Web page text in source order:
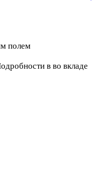
полем
в во вкладе